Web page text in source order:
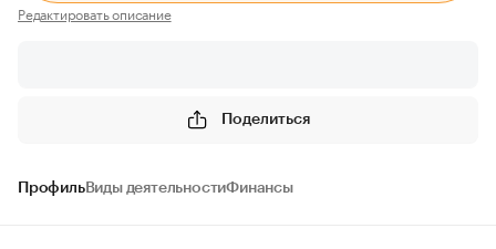
Редактировать описание
Поделиться
ПрофильВиды деятельностиФинансы